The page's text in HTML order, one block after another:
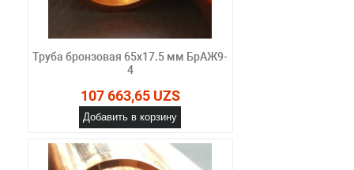
Труба бронзовая 65х17.5 мм БрАЖ9-
4
107 663,65 UZS
Добавить в корзину